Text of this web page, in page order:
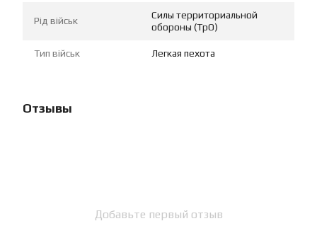
Рід військ
Силы территориальной
обороны (ТрО)
Тип військ Легкая пехота
Отзывы
Добавьте первый отзыв